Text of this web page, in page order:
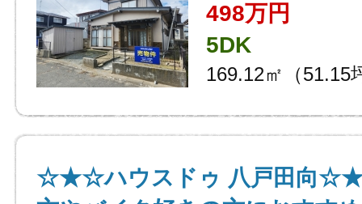
498万円
5DK
169.12㎡（51.15
☆★☆ハウスドゥ 八戸田向